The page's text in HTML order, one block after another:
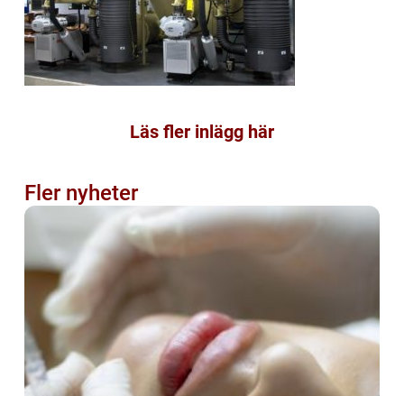
Läs fler inlägg här
Fler nyheter